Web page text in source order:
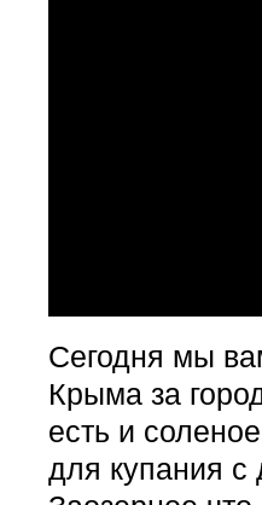
Сегодня мы
Крыма за
есть и
для купания с